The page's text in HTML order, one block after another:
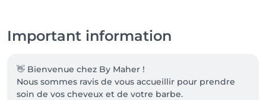
Important information
👋 Bienvenue chez By Maher !
Nous sommes ravis de vous accueillir pour prendre
soin de vos cheveux et de votre barbe.